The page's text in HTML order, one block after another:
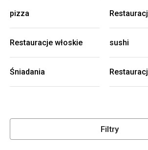
pizza
Restauracje włoskie sushi
Śniadania
Filtry